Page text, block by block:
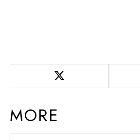
MORE